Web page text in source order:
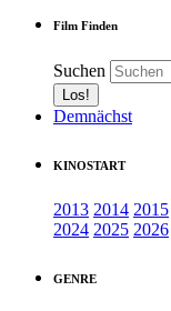
Film Finden
Suchen
Demnächst
KINOSTART
2013 2014 2015
2024 2025 2026
GENRE